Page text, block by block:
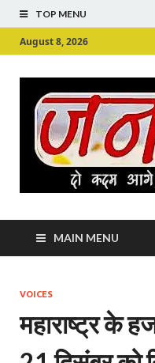
TOP MENU
August 8, 2026
MAIN MENU
VOICES
महाराष्ट्र के